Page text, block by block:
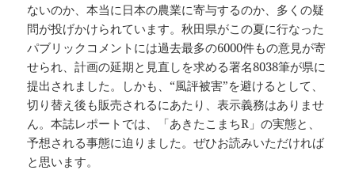
ないのか、本当に日本の農業に寄与するのか、多くの疑
問が投げかけられています。秋田県がこの夏に行なった
パブリックコメントには過去最多の6000件もの意見が寄
せられ、計画の延期と見直しを求める署名8038筆が県に
提出されました。しかも、“風評被害”を避けるとして、
切り替え後も販売されるにあたり、表示義務はありませ
ん。本誌レポートでは、「あきたこまちR」の実態と、
予想される事態に迫りました。ぜひお読みいただければ
と思います。